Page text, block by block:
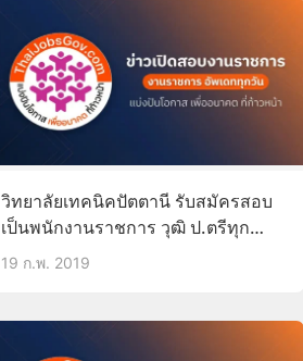
วิทยาลัยเทคนิคปัตตานี รับสมัครสอบ
เป็นพนักงานราชการ วุฒิ ป.ตรีทุก
สาขา 26ก.พ.-4มี.ค.62
19 ก.พ. 2019